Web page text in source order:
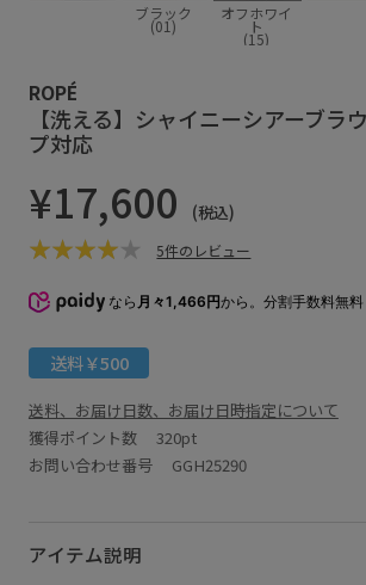
ブラック
(01)
オフホワイ
ト
(15)
ROPÉ
【洗える】シャイニーシアーブラ
プ対応
¥17,600 (税込)
5件のレビュー
なら 月々1,466円から。分割手数料無料
送料￥500
送料、お届け日数、お届け日時指定について
獲得ポイント数 320pt
お問い合わせ番号 GGH25290
アイテム説明